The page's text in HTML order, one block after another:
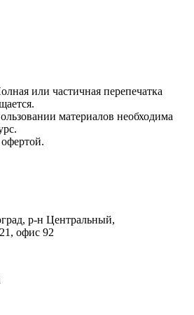
или частичная перепечатка
материалов необходима
р-н Центральный,
офис 92